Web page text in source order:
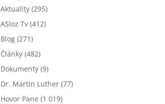
Aktuality (295)
ASloz Tv (412)
Blog (271)
Články (482)
Dokumenty (9)
Dr. Martin Luther (77)
Hovor Pane (1 019)